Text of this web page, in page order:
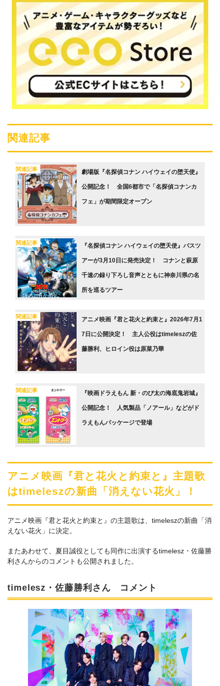
関連記事
関連記事 劇場版『名探偵コナン ハイウェイの堕天使』
公開記念！ 全国6都市で「名探偵コナンカ
フェ」が期間限定オープン
関連記事 『名探偵コナン ハイウェイの堕天使』バスツ
アーが3月10日に発売決定！ コナンと萩原
千速の録り下ろし音声とともに神奈川県の名
所を巡るツアー
関連記事 アニメ映画『君と花火と約束と』2026年7月1
7日に公開決定！ 主人公役はtimeleszの佐
藤勝利、ヒロイン役は原菜乃華
関連記事 『映画ドラえもん 新・のび太の海底⻤岩城』
公開記念！ ⼈気製品「ノアール」などがド
ラえもんパッケージで登場
アニメ映画『君と花火と約束と』主題歌
はtimeleszの新曲「消えない花火」！
アニメ映画『君と花火と約束と』の主題歌は、timeleszの新曲「消
えない花火」に決定。
またあわせて、夏目誠役としても同作に出演するtimelesz・佐藤勝
利さんからのコメントも公開されました。
timelesz・佐藤勝利さん コメント